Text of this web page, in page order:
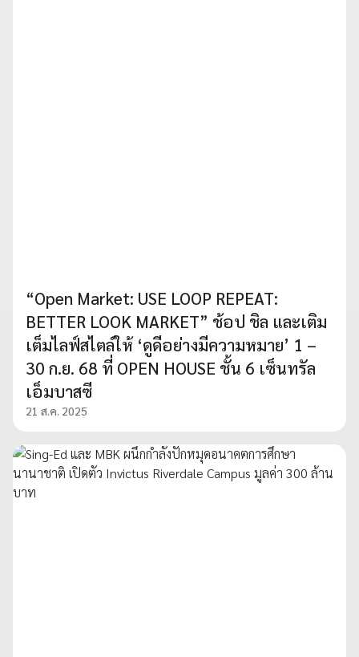
“Open Market: USE LOOP REPEAT:
BETTER LOOK MARKET” ช้อป ชิล และเติม
เต็มไลฟ์สไตล์ให้ ‘ดูดีอย่างมีความหมาย’ 1 –
30 ก.ย. 68 ที่ OPEN HOUSE ชั้น 6 เซ็นทรัล
เอ็มบาสซี
21 ส.ค. 2025